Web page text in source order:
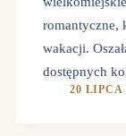
romantyczne,
wakacji.
dostępnych
20 LIPCA